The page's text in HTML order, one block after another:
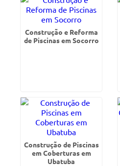
Construção e Reforma
de Piscinas em Socorro
Construção de Piscinas
em Coberturas em
Ubatuba